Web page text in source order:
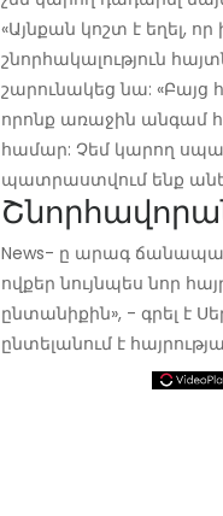
«Այնքան կոշտ է եղել,
շնորհակալություն
շարունակեց նա: «Բայց
որոնք առաջին անգամ
համար: Չեմ կարող
պատրաստվում ենք
News- ը արագ
ովքեր նույնպես նոր
ընտանիքին», - գրել է
ընտելանում է